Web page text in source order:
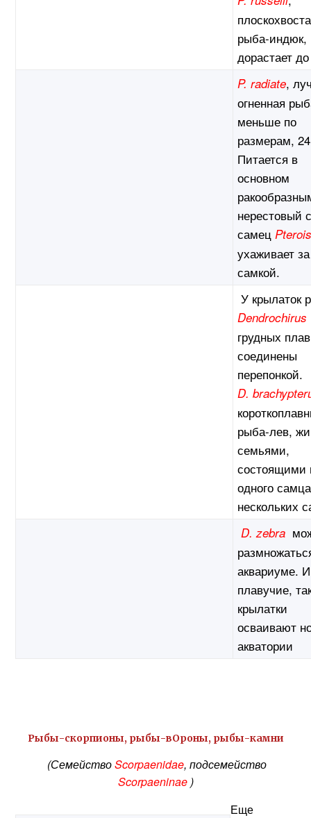
рыба-индюк,
дорастает
P. radiate,
огненная
меньше по
размерам,
Питается в
основном
нерестовый
самец
ухаживает за
самкой.
У крылаток
Dendrochirus
грудных
соединены
перепонкой.
D.
рыба-лев,
семьями,
состоящими
одного
нескольких
D. zebra
аквариуме.
плавучие,
крылатки
осваивают
акватории
Рыбы-скорпионы, рыбы-вОроны, рыбы-камни
(СемействоScorpaenidae, подсемейство
Scorpaeninae)
Еще